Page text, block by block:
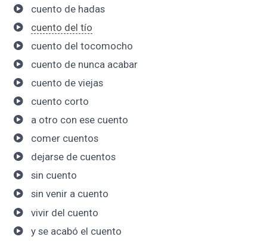
cuento de hadas
cuento del tío
cuento del tocomocho
cuento de nunca acabar
cuento de viejas
cuento corto
a otro con ese cuento
comer cuentos
dejarse de cuentos
sin cuento
sin venir a cuento
vivir del cuento
y se acabó el cuento